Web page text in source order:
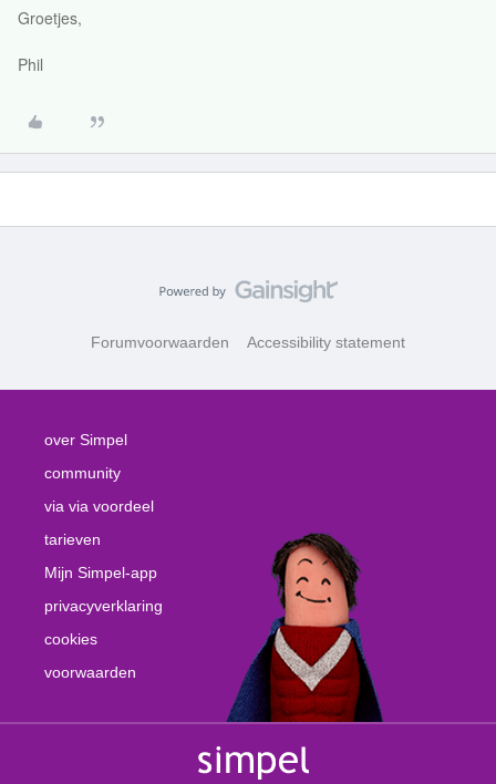
Groetjes,
Phil
Forumvoorwaarden Accessibility statement
over Simpel
community
via via voordeel
tarieven
Mijn Simpel-app
privacyverklaring
cookies
voorwaarden